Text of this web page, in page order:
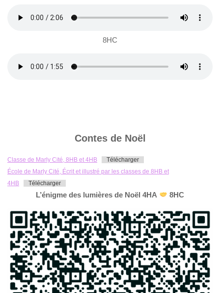
8HC
Contes de Noël
Classe de Marly Cité, 8HB et 4HB
Télécharger
École de Marly Cité, Écrit et illustré par les classes de 8HB et
4HB
Télécharger
L’énigme des lumières de Noël 4HA 8HC